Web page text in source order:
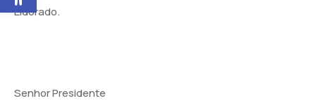
Eldorado.
Senhor Presidente